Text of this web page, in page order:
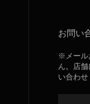
お問い
※メール
ん。店
い合わせ